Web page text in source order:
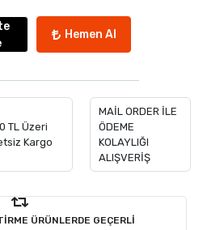
Hemen Al
TL Üzeri
Kargo
MAİL ORDER İLE
ÖDEME
KOLAYLIĞI
ALIŞVERİŞ
ÜRÜNLERDE GEÇERLİ